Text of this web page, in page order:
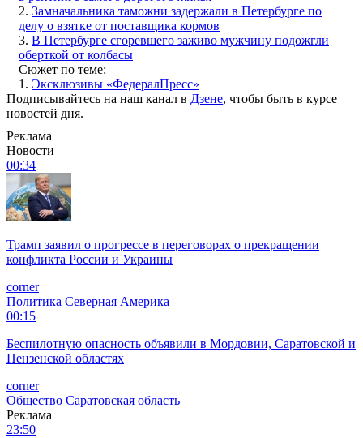
2. Замначальника таможни задержали в Петербурге по
делу о взятке от поставщика кормов
3. В Петербурге сгоревшего заживо мужчину подожгли
оберткой от колбасы
Сюжет по теме:
1. Эксклюзивы «ФедералПресс»
Подписывайтесь на наш канал в Дзене, чтобы быть в курсе
новостей дня.
Реклама
Новости
00:34
Трамп заявил о прогрессе в переговорах о прекращении
конфликта России и Украины
corner
Политика Северная Америка
00:15
Беспилотную опасность объявили в Мордовии, Саратовской и
Пензенской областях
corner
Общество Саратовская область
Реклама
23:50